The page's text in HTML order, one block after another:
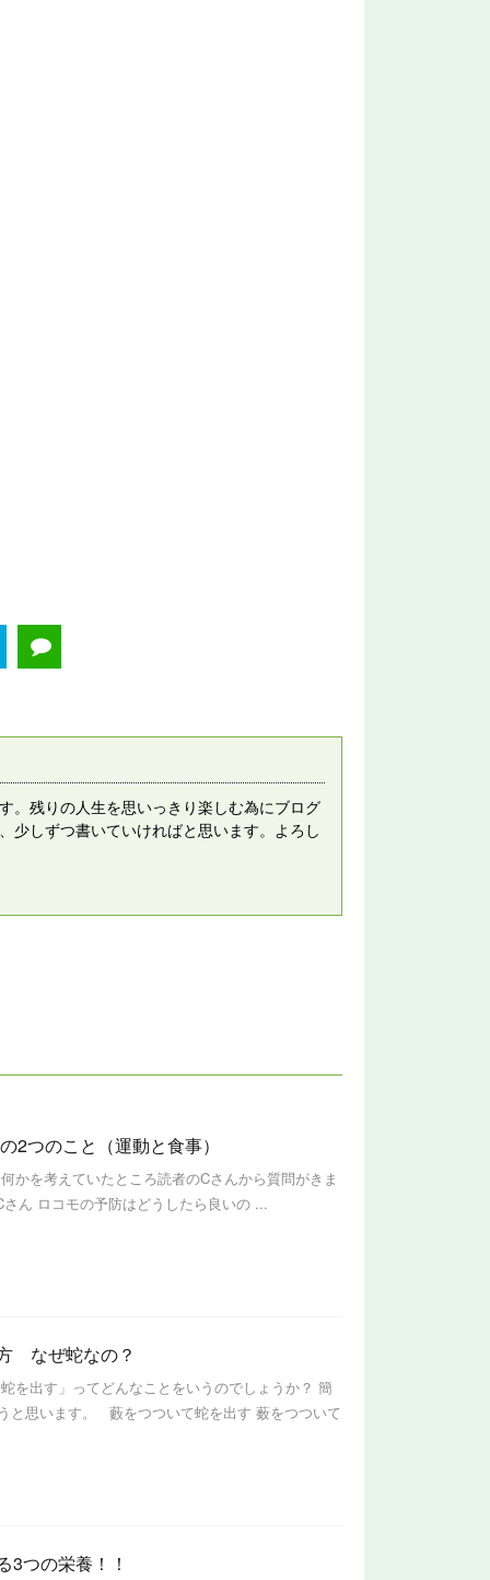
。残りの人生を思いっきり楽しむ為にブログ
少しずつ書いていければと思います。よろし
2つのこと（運動と食事）
かを考えていたところ読者のCさんから質問がきま
ん ロコモの予防はどうしたら良いの ...
なぜ蛇なの？
を出す」ってどんなことをいうのでしょうか？ 簡
と思います。 藪をつついて蛇を出す 薮をつついて
3つの栄養！！